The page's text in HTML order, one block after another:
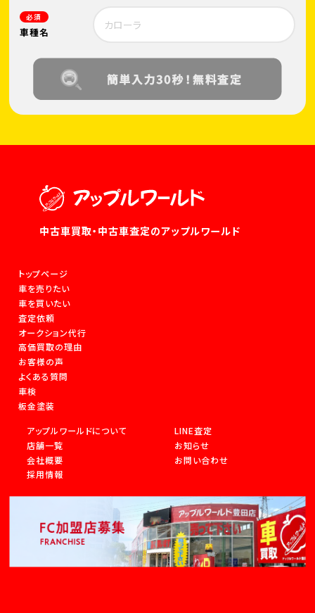
必須
車種名
中古車買取・中古車査定のアップルワールド
トップページ
車を売りたい
車を買いたい
査定依頼
オークション代行
高価買取の理由
お客様の声
よくある質問
車検
板金塗装
アップルワールドについて
店舗一覧
会社概要
採用情報
LINE査定
お知らせ
お問い合わせ